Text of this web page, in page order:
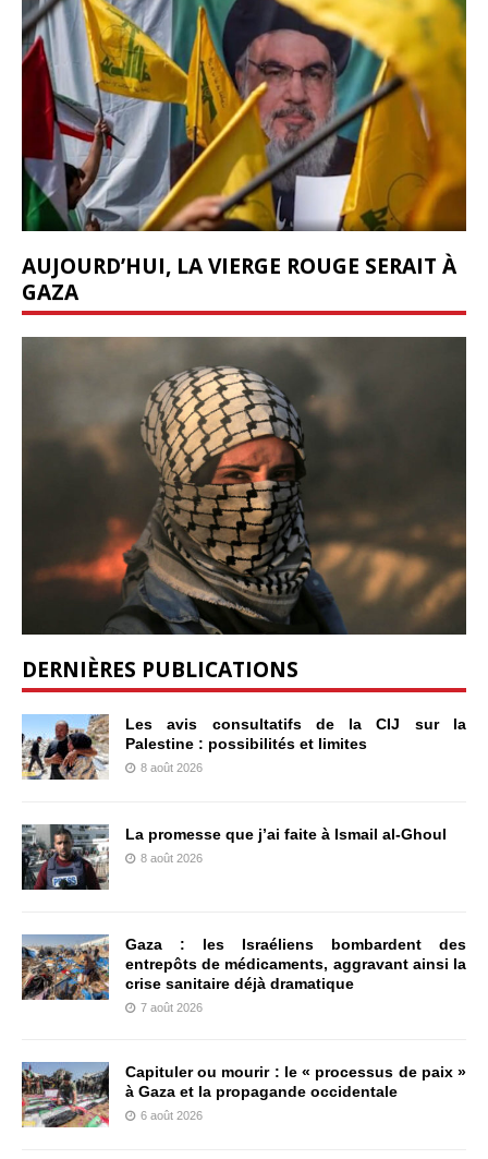
AUJOURD’HUI, LA VIERGE ROUGE SERAIT À
GAZA
DERNIÈRES PUBLICATIONS
Les avis consultatifs de la CIJ sur la
Palestine : possibilités et limites
8 août 2026
La promesse que j’ai faite à Ismail al-Ghoul
8 août 2026
Gaza : les Israéliens bombardent des
entrepôts de médicaments, aggravant ainsi la
crise sanitaire déjà dramatique
7 août 2026
Capituler ou mourir : le « processus de paix »
à Gaza et la propagande occidentale
6 août 2026